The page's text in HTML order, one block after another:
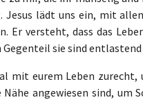
Jesus lädt uns ein, mit
Er versteht, dass das
sie sind
mit eurem Leben zurecht,
Nähe angewiesen sind,